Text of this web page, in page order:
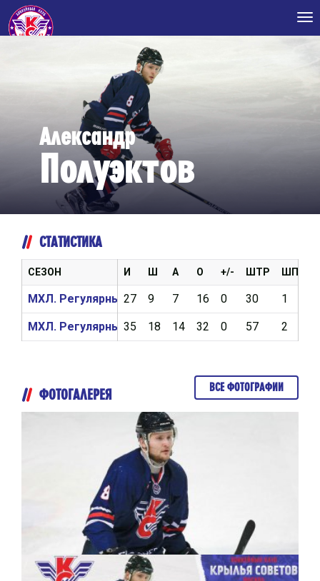
Александр
Полуэктов
СТАТИСТИКА
И Ш А О +/- ШТР ШП
27 9 7 16 0 30 1
35 18 14 32 0 57 2
СЕЗОН
МХЛ. Регулярный чемпионат 2017/2018
МХЛ. Регулярный чемпионат 2016/2017
ФОТОГАЛЕРЕЯ ВСЕ ФОТОГРАФИИ